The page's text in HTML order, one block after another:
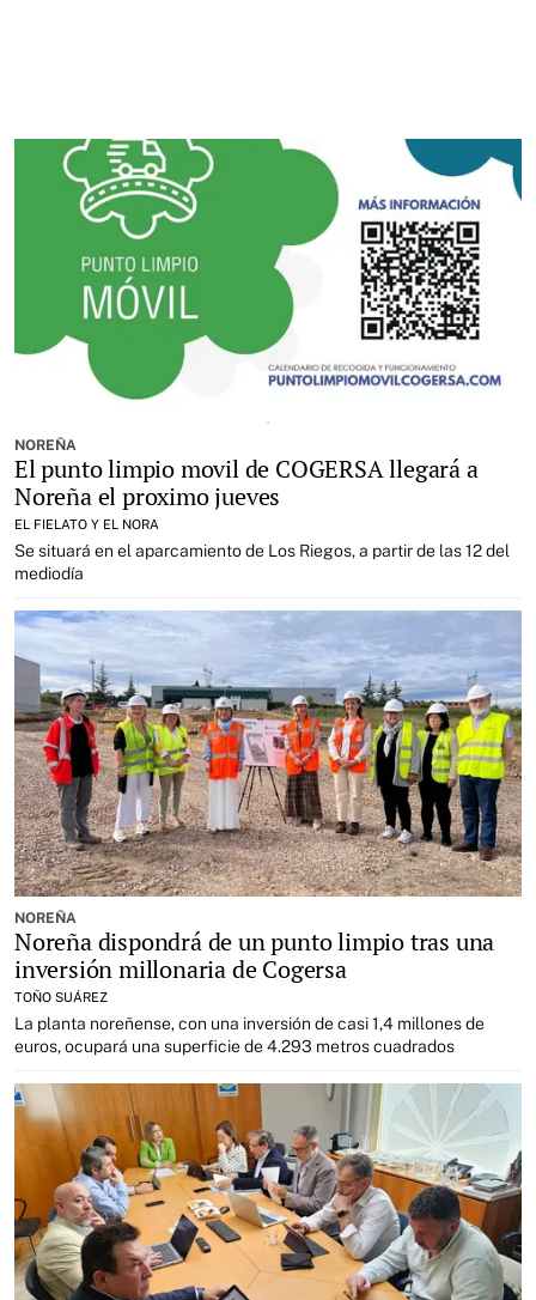
NOREÑA
El punto limpio movil de COGERSA llegará a
Noreña el proximo jueves
EL FIELATO Y EL NORA
Se situará en el aparcamiento de Los Riegos, a partir de las 12 del
mediodía
NOREÑA
Noreña dispondrá de un punto limpio tras una
inversión millonaria de Cogersa
TOÑO SUÁREZ
La planta noreñense, con una inversión de casi 1,4 millones de
euros, ocupará una superficie de 4.293 metros cuadrados